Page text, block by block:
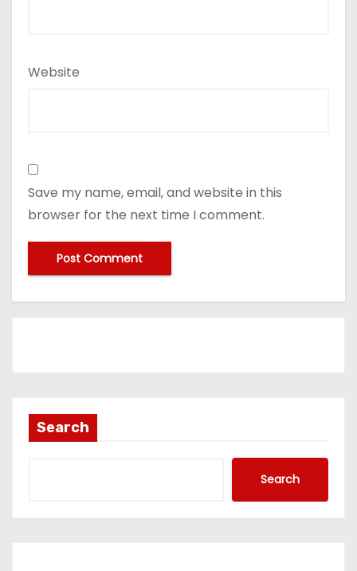
Website
Save my name, email, and website in this
browser for the next time I comment.
Search
Search